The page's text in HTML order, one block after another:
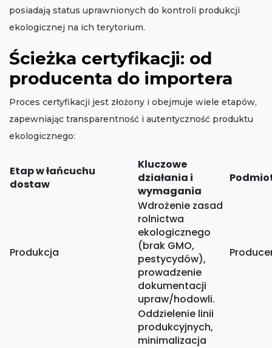
posiadają status uprawnionych do kontroli produkcji
ekologicznej na ich terytorium.
Ścieżka certyfikacji: od
producenta do importera
Proces certyfikacji jest złożony i obejmuje wiele etapów,
zapewniając transparentność i autentyczność produktu
ekologicznego:
Etap w łańcuchu
dostaw
Kluczowe
działania i
wymagania
Produkcja
Wdrożenie zasad
rolnictwa
ekologicznego
(brak GMO,
pestycydów),
prowadzenie
dokumentacji
upraw/hodowli.
Oddzielenie linii
produkcyjnych,
minimalizacja